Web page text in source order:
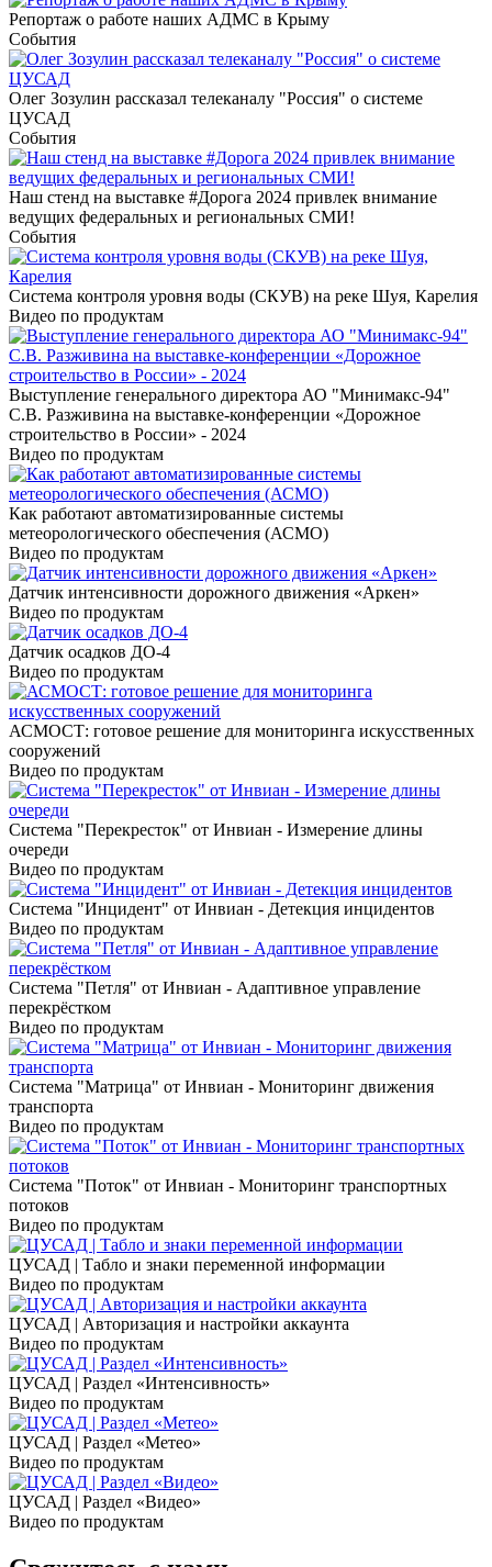
Репортаж о работе наших АДМС в Крыму
События
Олег Зозулин рассказал телеканалу "Россия" о системе
ЦУСАД
События
Наш стенд на выставке #Дорога 2024 привлек внимание
ведущих федеральных и региональных СМИ!
События
Система контроля уровня воды (СКУВ) на реке Шуя, Карелия
Видео по продуктам
Выступление генерального директора АО "Минимакс-94"
С.В. Разживина на выставке-конференции «Дорожное
строительство в России» - 2024
Видео по продуктам
Как работают автоматизированные системы
метеорологического обеспечения (АСМО)
Видео по продуктам
Датчик интенсивности дорожного движения «Аркен»
Видео по продуктам
Датчик осадков ДО-4
Видео по продуктам
АСМОСТ: готовое решение для мониторинга искусственных
сооружений
Видео по продуктам
Система "Перекресток" от Инвиан - Измерение длины
очереди
Видео по продуктам
Система "Инцидент" от Инвиан - Детекция инцидентов
Видео по продуктам
Система "Петля" от Инвиан - Адаптивное управление
перекрёстком
Видео по продуктам
Система "Матрица" от Инвиан - Мониторинг движения
транспорта
Видео по продуктам
Система "Поток" от Инвиан - Мониторинг транспортных
потоков
Видео по продуктам
ЦУСАД | Табло и знаки переменной информации
Видео по продуктам
ЦУСАД | Авторизация и настройки аккаунта
Видео по продуктам
ЦУСАД | Раздел «Интенсивность»
Видео по продуктам
ЦУСАД | Раздел «Метео»
Видео по продуктам
ЦУСАД | Раздел «Видео»
Видео по продуктам